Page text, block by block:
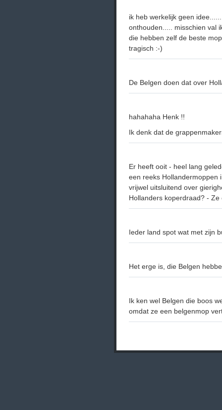
ik heb werkelijk geen
onthouden..... misschien val
die hebben zelf de beste
tragisch :-)
De Belgen doen dat over
hahahaha Henk !!
Ik denk dat de
Er heeft ooit - heel lang
een reeks Hollandermoppen
vrijwel uitsluitend over
Hollanders koperdraad? -
Ieder land spot wat met zijn
Het erge is, die Belgen
Ik ken wel Belgen die boos
omdat ze een belgenmop